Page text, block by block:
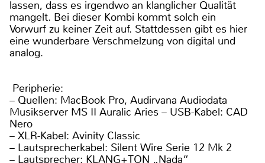
Peripherie:
– Quellen: MacBook Pro, Audirvana Audiodata
Musikserver MS II Auralic Aries – USB-Kabel: CAD
Nero
– XLR-Kabel: Avinity Classic
– Lautsprecherkabel: Silent Wire Serie 12 Mk 2
– Lautsprecher: KLANG+TON „Nada“